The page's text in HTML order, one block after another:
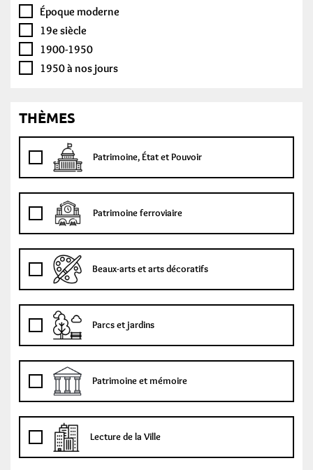
Époque moderne
19e siècle
1900-1950
1950 à nos jours
THÈMES
Patrimoine, État et Pouvoir
Patrimoine ferroviaire
Beaux-arts et arts décoratifs
Parcs et jardins
Patrimoine et mémoire
Lecture de la Ville